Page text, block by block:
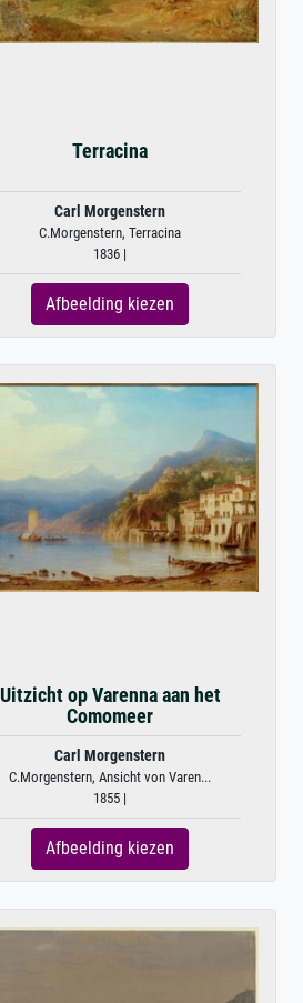
Terracina
Carl Morgenstern
C.Morgenstern, Terracina
1836 |
Afbeelding kiezen
Uitzicht op Varenna aan het
Comomeer
Carl Morgenstern
C.Morgenstern, Ansicht von Varen...
1855 |
Afbeelding kiezen